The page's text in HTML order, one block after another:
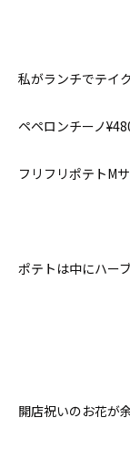
私がランチでテイ
ペペロンチーノ
フリフリポテトM
ポテトは中にハー
開店祝いのお花が